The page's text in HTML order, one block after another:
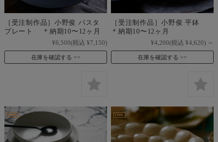
［受注制作品］小野俊 パスタ
プレート ＊納期10〜12ヶ月
¥6,500(税込 ¥7,150)
在庫を確認する
［受注制作品］小野俊 平鉢
＊納期10〜12ヶ月
¥4,200(税込 ¥4,620) ～
在庫を確認する